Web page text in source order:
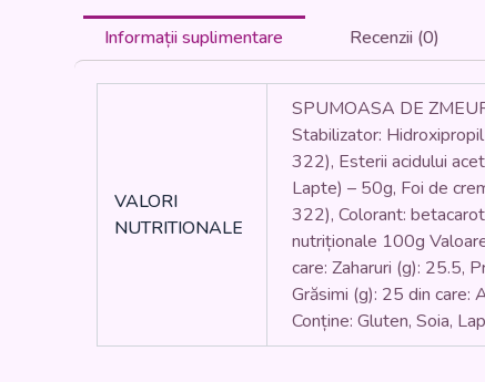
Informații suplimentare Recenzii (0)
VALORI
NUTRITIONALE
SPUMOASA DE
Stabilizator:
322), Esterii acidului
Lapte) – 50g, Foi de
322), Colorant:
nutriționale 100g
care: Zaharuri (g): 25.5,
Grăsimi (g): 25 din care:
Conține: Gluten, Soia,